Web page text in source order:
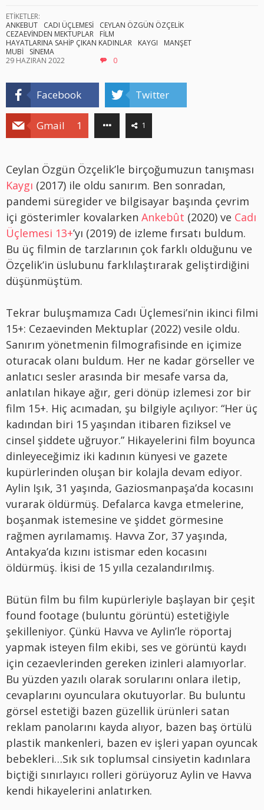
ETİKETLER:
ANKEBUT
CADI ÜÇLEMESİ
CEYLAN ÖZGÜN ÖZÇELİK
CEZAEVİNDEN MEKTUPLAR
FİLM
HAYATLARINA SAHİP ÇIKAN KADINLAR
KAYGI
MANŞET
MUBİ
SİNEMA
29 HAZIRAN 2022
0
Facebook Twitter
Gmail 1 1
Ceylan Özgün Özçelik’le birçoğumuzun tanışması
Kaygı (2017) ile oldu sanırım. Ben sonradan,
pandemi süregider ve bilgisayar başında çevrim
içi gösterimler kovalarken Ankebût (2020) ve Cadı
Üçlemesi 13+’yı (2019) de izleme fırsatı buldum.
Bu üç filmin de tarzlarının çok farklı olduğunu ve
Özçelik’in üslubunu farklılaştırarak geliştirdiğini
düşünmüştüm.
Tekrar buluşmamıza Cadı Üçlemesi’nin ikinci filmi
15+: Cezaevinden Mektuplar (2022) vesile oldu.
Sanırım yönetmenin filmografisinde en içimize
oturacak olanı buldum. Her ne kadar görseller ve
anlatıcı sesler arasında bir mesafe varsa da,
anlatılan hikaye ağır, geri dönüp izlemesi zor bir
film 15+. Hiç acımadan, şu bilgiyle açılıyor: “Her üç
kadından biri 15 yaşından itibaren fiziksel ve
cinsel şiddete uğruyor.” Hikayelerini film boyunca
dinleyeceğimiz iki kadının künyesi ve gazete
kupürlerinden oluşan bir kolajla devam ediyor.
Aylin Işık, 31 yaşında, Gaziosmanpaşa’da kocasını
vurarak öldürmüş. Defalarca kavga etmelerine,
boşanmak istemesine ve şiddet görmesine
rağmen ayrılamamış. Havva Zor, 37 yaşında,
Antakya’da kızını istismar eden kocasını
öldürmüş. İkisi de 15 yılla cezalandırılmış.
Bütün film bu film kupürleriyle başlayan bir çeşit
found footage (buluntu görüntü) estetiğiyle
şekilleniyor. Çünkü Havva ve Aylin’le röportaj
yapmak isteyen film ekibi, ses ve görüntü kaydı
için cezaevlerinden gereken izinleri alamıyorlar.
Bu yüzden yazılı olarak sorularını onlara iletip,
cevaplarını oyunculara okutuyorlar. Bu buluntu
görsel estetiği bazen güzellik ürünleri satan
reklam panolarını kayda alıyor, bazen baş örtülü
plastik mankenleri, bazen ev işleri yapan oyuncak
bebekleri…Sık sık toplumsal cinsiyetin kadınlara
biçtiği sınırlayıcı rolleri görüyoruz Aylin ve Havva
kendi hikayelerini anlatırken.